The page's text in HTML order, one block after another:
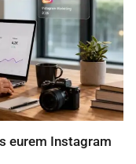
eurem Instagram